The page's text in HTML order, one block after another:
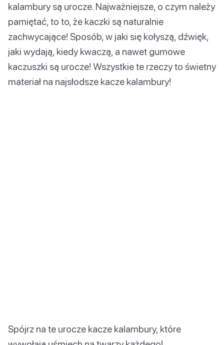
kalambury są urocze. Najważniejsze, o czym należy
pamiętać, to to, że kaczki są naturalnie
zachwycające! Sposób, w jaki się kołyszą, dźwięk,
jaki wydają, kiedy kwaczą, a nawet gumowe
kaczuszki są urocze! Wszystkie te rzeczy to świetny
materiał na najsłodsze kacze kalambury!
Spójrz na te urocze kacze kalambury, które